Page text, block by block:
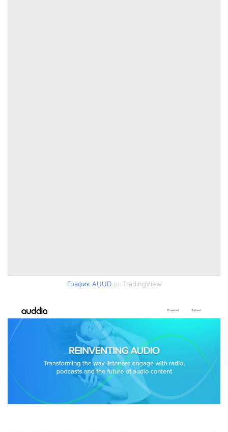
График AUUDот TradingView